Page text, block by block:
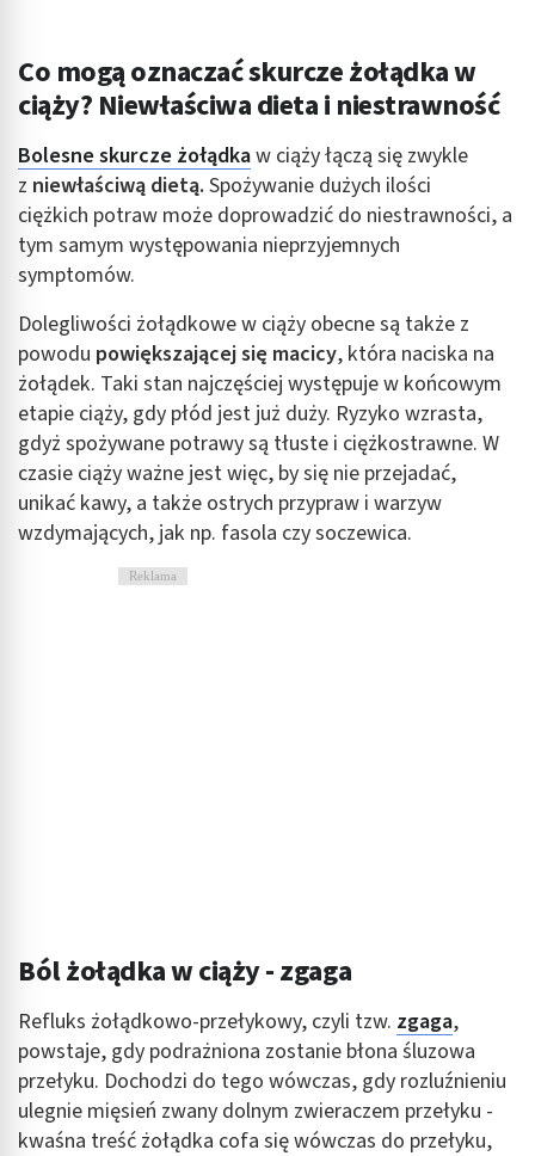
Co mogą oznaczać skurcze żołądka w
ciąży? Niewłaściwa dieta i niestrawność
Bolesne skurcze żołądkaw ciąży łączą się zwykle
z niewłaściwą dietą.Spożywanie dużych ilości
ciężkich potraw może doprowadzić do niestrawności, a
tym samym występowania nieprzyjemnych
symptomów.
Dolegliwości żołądkowe w ciąży obecne są także z
powodu powiększającej się macicy, która naciska na
żołądek. Taki stan najczęściej występuje w końcowym
etapie ciąży, gdy płód jest już duży. Ryzyko wzrasta,
gdyż spożywane potrawy są tłuste i ciężkostrawne. W
czasie ciąży ważne jest więc, by się nie przejadać,
unikać kawy, a także ostrych przypraw i warzyw
wzdymających, jak np. fasola czy soczewica.
Reklama
Ból żołądka w ciąży - zgaga
Refluks żołądkowo-przełykowy, czyli tzw. zgaga,
powstaje, gdy podrażniona zostanie błona śluzowa
przełyku. Dochodzi do tego wówczas, gdy rozluźnieniu
ulegnie mięsień zwany dolnym zwieraczem przełyku -
kwaśna treść żołądka cofa się wówczas do przełyku,